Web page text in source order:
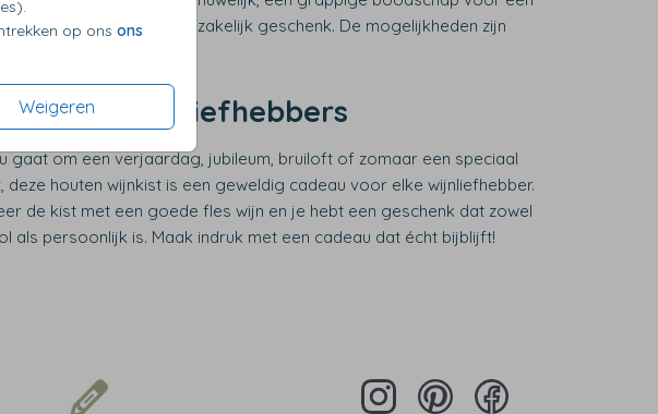
op ons ons
Weigeren
of een logo voor een zakelijk geschenk. De mogelijkheden zijn
voor wijnliefhebbers
gaat om een verjaardag, jubileum, bruiloft of zomaar een speciaal
deze houten wijnkist is een geweldig cadeau voor elke wijnliefhebber.
de kist met een goede fles wijn en je hebt een geschenk dat zowel
als persoonlijk is. Maak indruk met een cadeau dat écht bijblijft!